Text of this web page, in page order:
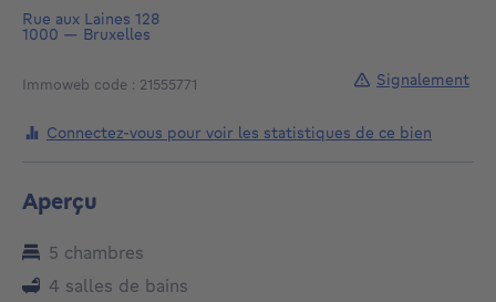
Rue aux Laines 128
1000 — Bruxelles
Immoweb code : 21555771
Connectez-vous pour voir les statistiques de ce bien
Signalement
Aperçu
5 chambres
4 salles de bains